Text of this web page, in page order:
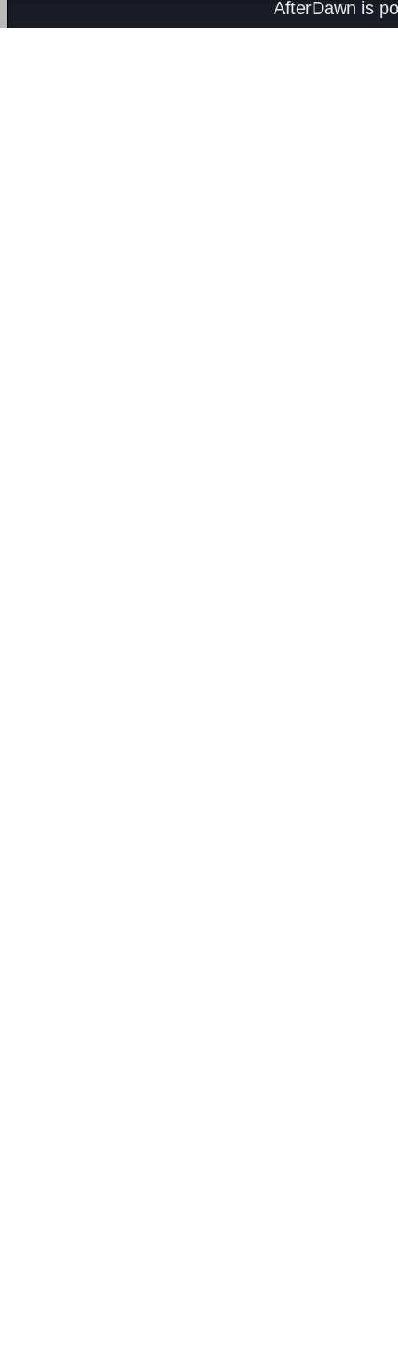
AfterDawn is